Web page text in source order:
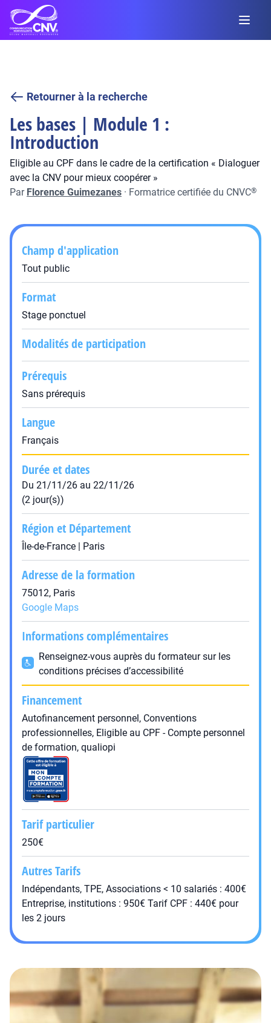
Retourner à la recherche
Les bases | Module 1 :
Introduction
Eligible au CPF dans le cadre de la certification « Dialoguer
avec la CNV pour mieux coopérer »
Par Florence Guimezanes · Formatrice certifiée du CNVC®
Champ d'application
Tout public
Format
Stage ponctuel
Modalités de participation
Prérequis
Sans prérequis
Langue
Français
Durée et dates
Du 21/11/26 au 22/11/26
(2 jour(s))
Région et Département
Île-de-France | Paris
Adresse de la formation
75012, Paris
Google Maps
Informations complémentaires
Renseignez-vous auprès du formateur sur les
conditions précises d’accessibilité
Financement
Autofinancement personnel, Conventions
professionnelles, Eligible au CPF - Compte personnel
de formation, qualiopi
Tarif particulier
250€
Autres Tarifs
Indépendants, TPE, Associations < 10 salariés : 400€
Entreprise, institutions : 950€ Tarif CPF : 440€ pour
les 2 jours